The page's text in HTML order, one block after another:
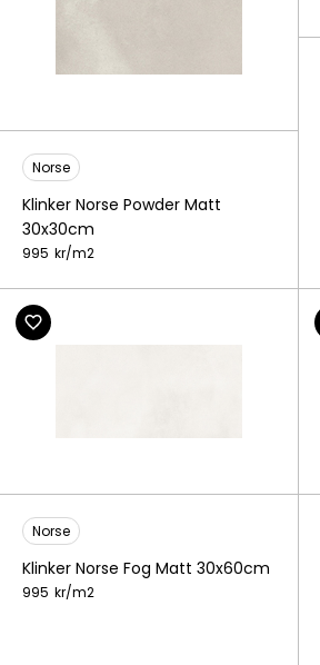
Norse
Klinker Norse Powder Matt
30x30cm
995 kr/m2
Norse
Klinker Norse Fog Matt 30x60cm
995 kr/m2